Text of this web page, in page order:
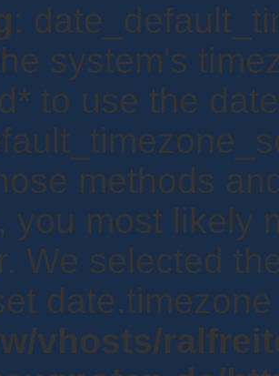
:
system's
to use the
methods
you most likely
We selected
vhosts/